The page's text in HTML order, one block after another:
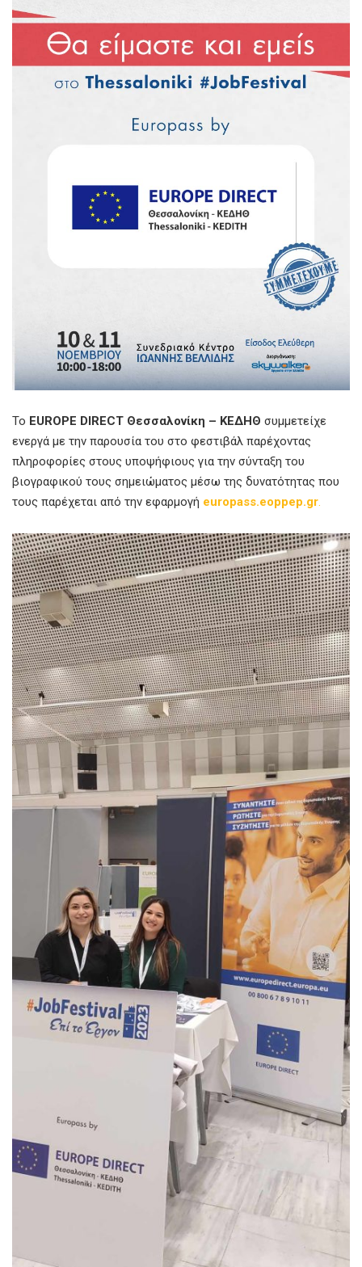
To EUROPE DIRECT Θεσσαλονίκη – ΚΕΔΗΘ συμμετείχε
ενεργά με την παρουσία του στο φεστιβάλ παρέχοντας
πληροφορίες στους υποψήφιους για την σύνταξη του
βιογραφικού τους σημειώματος μέσω της δυνατότητας που
τους παρέχεται από την εφαρμογή europass.eoppep.gr.